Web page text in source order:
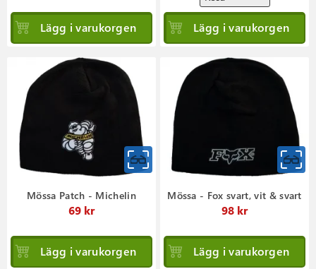
Lägg i varukorgen Lägg i varukorgen
Mössa Patch - Michelin
69 kr
Lägg i varukorgen
Mössa - Fox svart, vit & svart
98 kr
Lägg i varukorgen